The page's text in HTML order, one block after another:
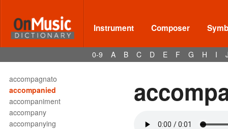
Instrument Composer
0-9 A B C D E F G H I
accidental
accidente
accolada
accompagnato
accompanied
accompaniment
accompany
accompanying